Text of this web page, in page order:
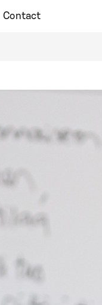
Contact